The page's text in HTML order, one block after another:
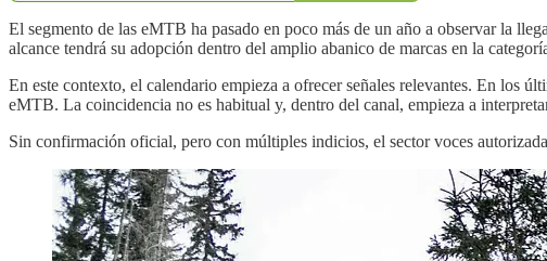
El segmento de las eMTB ha pasado en poco más de un año a observar la
alcance tendrá su adopción dentro del amplio abanico de marcas en la
En este contexto, el calendario empieza a ofrecer señales relevantes. En los
eMTB. La coincidencia no es habitual y, dentro del canal, empieza a
Sin confirmación oficial, pero con múltiples indicios, el sector voces